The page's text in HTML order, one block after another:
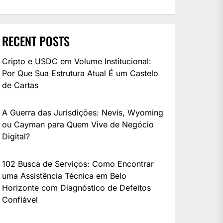
RECENT POSTS
Cripto e USDC em Volume Institucional:
Por Que Sua Estrutura Atual É um Castelo
de Cartas
A Guerra das Jurisdições: Nevis, Wyoming
ou Cayman para Quem Vive de Negócio
Digital?
102 Busca de Serviços: Como Encontrar
uma Assistência Técnica em Belo
Horizonte com Diagnóstico de Defeitos
Confiável